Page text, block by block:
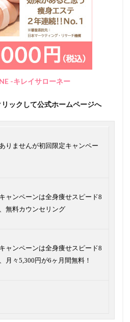
-キレイサローネー
ックして公式ホームページへ
りませんが初回限定キャンペー
ャンペーンは全身痩せスピード8
無料カウンセリング
ャンペーンは全身痩せスピード8
月々5,300円が6ヶ月間無料！